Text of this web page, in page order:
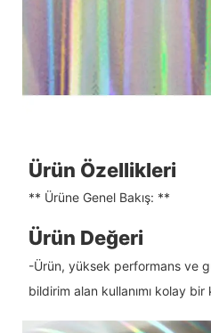
Ürün Özellikleri
** Ürüne Genel Bakış: **
Ürün Değeri
-Ürün, yüksek performans ve
bildirim alan kullanımı kolay